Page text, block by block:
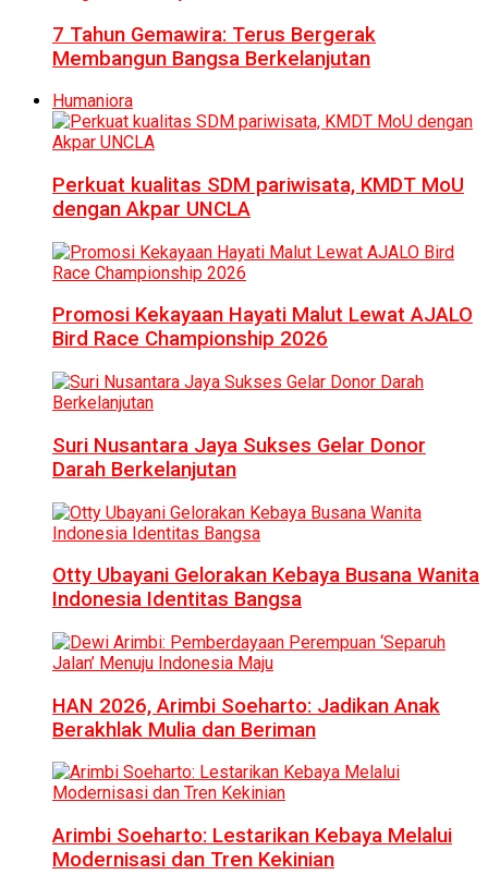
7 Tahun Gemawira: Terus Bergerak
Membangun Bangsa Berkelanjutan
Humaniora
Perkuat kualitas SDM pariwisata, KMDT MoU
dengan Akpar UNCLA
Promosi Kekayaan Hayati Malut Lewat AJALO
Bird Race Championship 2026
Suri Nusantara Jaya Sukses Gelar Donor
Darah Berkelanjutan
Otty Ubayani Gelorakan Kebaya Busana Wanita
Indonesia Identitas Bangsa
HAN 2026, Arimbi Soeharto: Jadikan Anak
Berakhlak Mulia dan Beriman
Arimbi Soeharto: Lestarikan Kebaya Melalui
Modernisasi dan Tren Kekinian